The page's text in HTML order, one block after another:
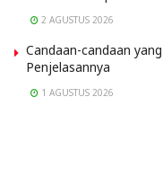
2 AGUSTUS 2026
Candaan-candaan
Penjelasannya
1 AGUSTUS 2026